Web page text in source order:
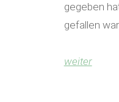
gegeben
gefallen
weiter